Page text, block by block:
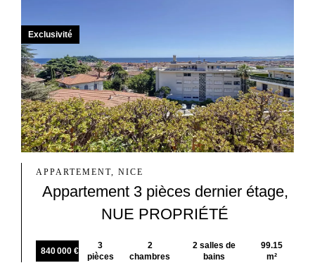
APPARTEMENT, NICE
Appartement 3 pièces dernier étage,
NUE PROPRIÉTÉ
840 000 €
3
pièces
2
chambres
2 salles de
bains
99.15
m²
Exclusivité